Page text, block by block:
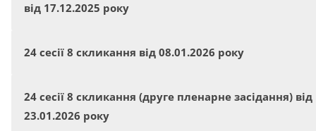
від 17.12.2025 року
24 сесії 8 скликання від 08.01.2026 року
24 сесії 8 скликання (друге пленарне засідання) від
23.01.2026 року